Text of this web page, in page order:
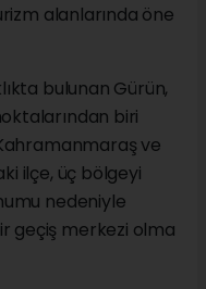
alanlarında öne
bulunan Gürün,
biri
ve
ilçe, üç bölgeyi
nedeniyle
geçiş merkezi olma